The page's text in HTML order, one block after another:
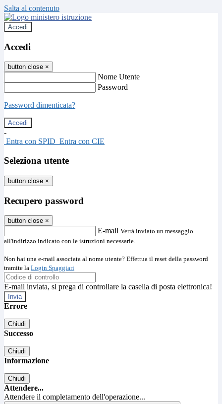
Salta al contenuto
Accedi
Accedi
button close ×
Nome Utente
Password
Password dimenticata?
-
Entra con SPID Entra con CIE
Seleziona utente
button close ×
Recupero password
button close ×
E-mail Verrà inviato un messaggio
all'indirizzo indicato con le istruzioni necessarie.
Non hai una e-mail associata al nome utente? Effettua il reset della password
tramite la Login Spaggiari
E-mail inviata, si prega di controllare la casella di posta elettronica!
Errore
Chiudi
Successo
Chiudi
Informazione
Chiudi
Attendere...
Attendere il completamento dell'operazione...